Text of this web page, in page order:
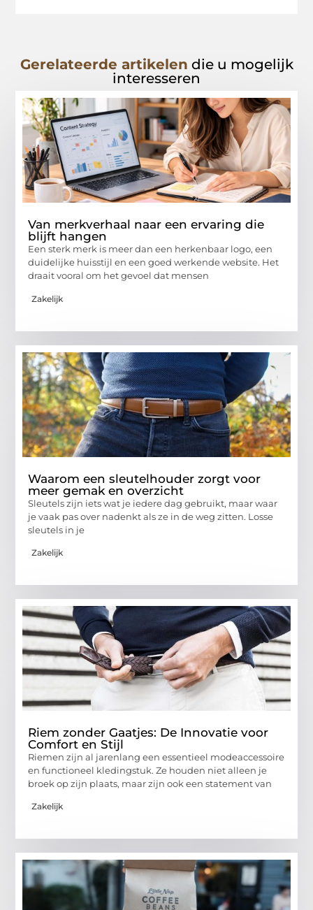
Gerelateerde artikelen die u mogelijk
interesseren
Van merkverhaal naar een ervaring die
blijft hangen
Een sterk merk is meer dan een herkenbaar logo, een
duidelijke huisstijl en een goed werkende website. Het
draait vooral om het gevoel dat mensen
Zakelijk
Waarom een sleutelhouder zorgt voor
meer gemak en overzicht
Sleutels zijn iets wat je iedere dag gebruikt, maar waar
je vaak pas over nadenkt als ze in de weg zitten. Losse
sleutels in je
Zakelijk
Riem zonder Gaatjes: De Innovatie voor
Comfort en Stijl
Riemen zijn al jarenlang een essentieel modeaccessoire
en functioneel kledingstuk. Ze houden niet alleen je
broek op zijn plaats, maar zijn ook een statement van
Zakelijk